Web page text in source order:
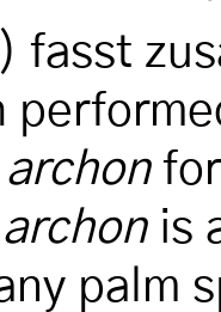
fasst
for
is
palm